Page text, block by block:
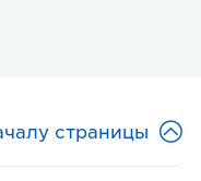
страницы 